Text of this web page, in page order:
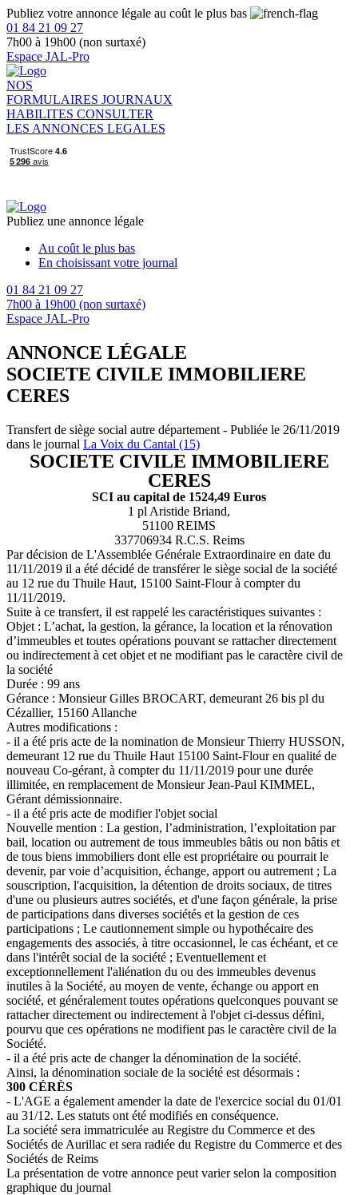
Publiez votre annonce légale au coût le plus bas
01 84 21 09 27
7h00 à 19h00 (non surtaxé)
Espace JAL-Pro
NOS
FORMULAIRES JOURNAUX
HABILITES CONSULTER
LES ANNONCES LEGALES
Publiez une annonce légale
Au coût le plus bas
En choisissant votre journal
01 84 21 09 27
7h00 à 19h00 (non surtaxé)
Espace JAL-Pro
ANNONCE LÉGALE
SOCIETE CIVILE IMMOBILIERE
CERES
Transfert de siège social autre département - Publiée le 26/11/2019
dans le journal La Voix du Cantal (15)
SOCIETE CIVILE IMMOBILIERE
CERES
SCI au capital de 1524,49 Euros
1 pl Aristide Briand,
51100 REIMS
337706934 R.C.S. Reims
Par décision de L'Assemblée Générale Extraordinaire en date du
11/11/2019 il a été décidé de transférer le siège social de la société
au 12 rue du Thuile Haut, 15100 Saint-Flour à compter du
11/11/2019.
Suite à ce transfert, il est rappelé les caractéristiques suivantes :
Objet : L’achat, la gestion, la gérance, la location et la rénovation
d’immeubles et toutes opérations pouvant se rattacher directement
ou indirectement à cet objet et ne modifiant pas le caractère civil de
la société
Durée : 99 ans
Gérance : Monsieur Gilles BROCART, demeurant 26 bis pl du
Cézallier, 15160 Allanche
Autres modifications :
- il a été pris acte de la nomination de Monsieur Thierry HUSSON,
demeurant 12 rue du Thuile Haut 15100 Saint-Flour en qualité de
nouveau Co-gérant, à compter du 11/11/2019 pour une durée
illimitée, en remplacement de Monsieur Jean-Paul KIMMEL,
Gérant démissionnaire.
- il a été pris acte de modifier l'objet social
Nouvelle mention : La gestion, l’administration, l’exploitation par
bail, location ou autrement de tous immeubles bâtis ou non bâtis et
de tous biens immobiliers dont elle est propriétaire ou pourrait le
devenir, par voie d’acquisition, échange, apport ou autrement ; La
souscription, l'acquisition, la détention de droits sociaux, de titres
d'une ou plusieurs autres sociétés, et d'une façon générale, la prise
de participations dans diverses sociétés et la gestion de ces
participations ; Le cautionnement simple ou hypothécaire des
engagements des associés, à titre occasionnel, le cas échéant, et ce
dans l'intérêt social de la société ; Eventuellement et
exceptionnellement l'aliénation du ou des immeubles devenus
inutiles à la Société, au moyen de vente, échange ou apport en
société, et généralement toutes opérations quelconques pouvant se
rattacher directement ou indirectement à l'objet ci-dessus défini,
pourvu que ces opérations ne modifient pas le caractère civil de la
Société.
- il a été pris acte de changer la dénomination de la société.
Ainsi, la dénomination sociale de la société est désormais :
300 CÉRÈS
- L'AGE a également amender la date de l'exercice social du 01/01
au 31/12. Les statuts ont été modifiés en conséquence.
La société sera immatriculée au Registre du Commerce et des
Sociétés de Aurillac et sera radiée du Registre du Commerce et des
Sociétés de Reims
La présentation de votre annonce peut varier selon la composition
graphique du journal